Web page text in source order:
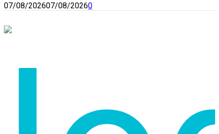
07/08/202607/08/20260